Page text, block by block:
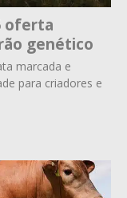
oferta
genético
marcada e
para criadores e